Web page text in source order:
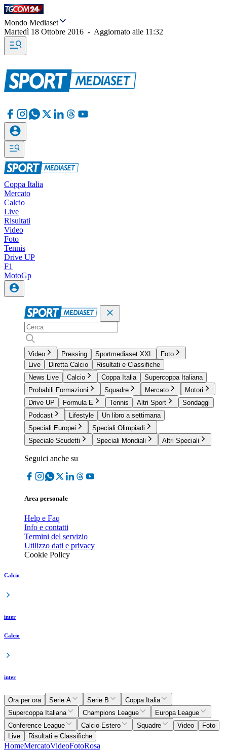
Mondo Mediaset
Martedì 18 Ottobre 2016 - Aggiornato alle 11:32
Coppa Italia
Mercato
Calcio
Live
Risultati
Video
Foto
Tennis
Drive UP
F1
MotoGp
Video Pressing Sportmediaset XXL
Foto
Live
Diretta Calcio
Risultati e Classifiche
News Live
Calcio Coppa Italia
Supercoppa Italiana
Probabili Formazioni
Squadre Mercato
Motori
Drive UP
Formula E Tennis Altri Sport
Sondaggi
Podcast
Lifestyle
Un libro a settimana
Speciali Europei
Speciali Olimpiadi
Speciale Scudetti
Speciali Mondiali Altri Speciali
Seguici anche su
Area personale
Help e Faq
Info e contatti
Termini del servizio
Utilizzo dati e privacy
Cookie Policy
Calcio
inter
Calcio
inter
Ora per ora Serie A Serie B
Coppa Italia
Supercoppa Italiana
Champions League
Europa League
Conference League
Calcio Estero Squadre Video
Foto
Live
Risultati e Classifiche
HomeMercatoVideoFotoRosa